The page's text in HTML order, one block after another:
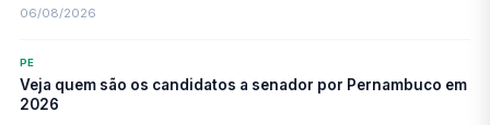
06/08/2026
PE
Veja quem são os candidatos a senador por Pernambuco em
2026